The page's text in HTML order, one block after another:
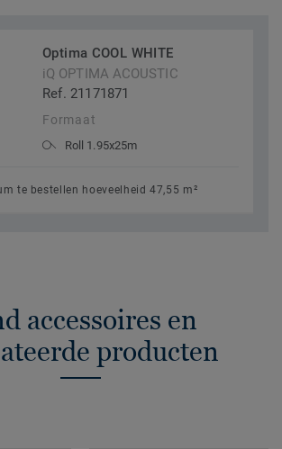
Optima COOL WHITE
iQ OPTIMA ACOUSTIC
Ref. 21171871
Formaat
Roll 1.95x25m
te bestellen hoeveelheid 47,55 m²
accessoires en
producten